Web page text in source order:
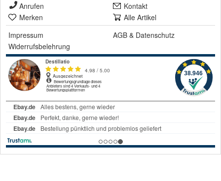
Anrufen
Kontakt
Merken
Alle Artikel
Impressum
AGB & Datenschutz
Widerrufsbelehrung